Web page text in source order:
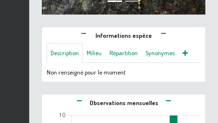
Informations espèce
Description Milieu Répartition Synonymes
Non renseigné pour le moment
Observations mensuelles